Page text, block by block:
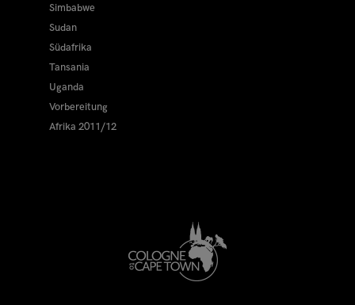
Simbabwe
Sudan
Südafrika
Tansania
Uganda
Vorbereitung
Afrika 2011/12